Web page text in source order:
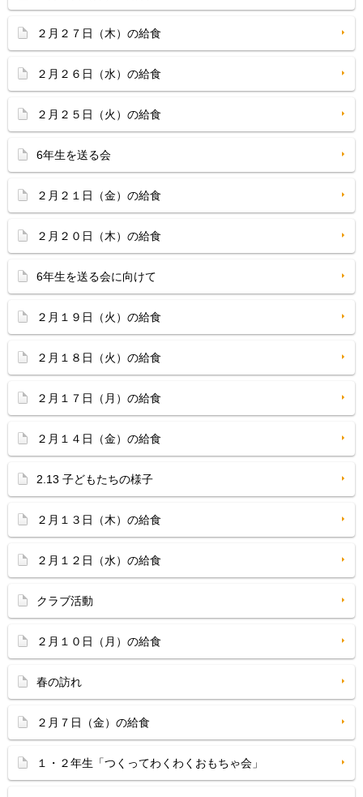
２月２７日（木）の給食
２月２６日（水）の給食
２月２５日（火）の給食
6年生を送る会
２月２１日（金）の給食
２月２０日（木）の給食
6年生を送る会に向けて
２月１９日（火）の給食
２月１８日（火）の給食
２月１７日（月）の給食
２月１４日（金）の給食
2.13 子どもたちの様子
２月１３日（木）の給食
２月１２日（水）の給食
クラブ活動
２月１０日（月）の給食
春の訪れ
２月７日（金）の給食
１・２年生「つくってわくわくおもちゃ会」